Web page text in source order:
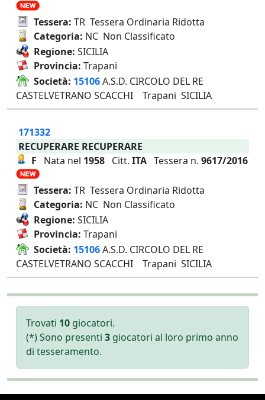
Tessera: TR Tessera Ordinaria Ridotta
Categoria: NC Non Classificato
Regione: SICILIA
Provincia: Trapani
Società: 15106A.S.D. CIRCOLO DEL RE
CASTELVETRANO SCACCHI Trapani SICILIA
171332
RECUPERARE RECUPERARE
F Nata nel 1958 Citt. ITA Tessera n. 9617/2016
Tessera: TR Tessera Ordinaria Ridotta
Categoria: NC Non Classificato
Regione: SICILIA
Provincia: Trapani
Società: 15106A.S.D. CIRCOLO DEL RE
CASTELVETRANO SCACCHI Trapani SICILIA
Trovati 10 giocatori.
(*) Sono presenti 3 giocatori al loro primo anno
di tesseramento.